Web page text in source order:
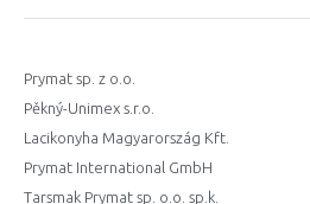
Prymat sp. z o.o.
Pěkný-Unimex s.r.o.
Lacikonyha Magyarország Kft.
Prymat International GmbH
Tarsmak Prymat sp. o.o. sp.k.